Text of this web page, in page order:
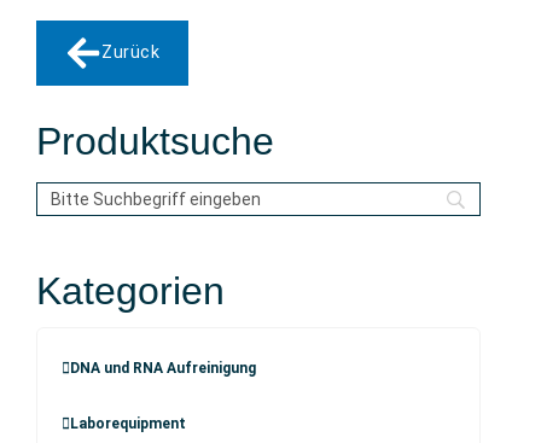
Zurück
Produktsuche
Kategorien
DNA und RNA Aufreinigung
Laborequipment